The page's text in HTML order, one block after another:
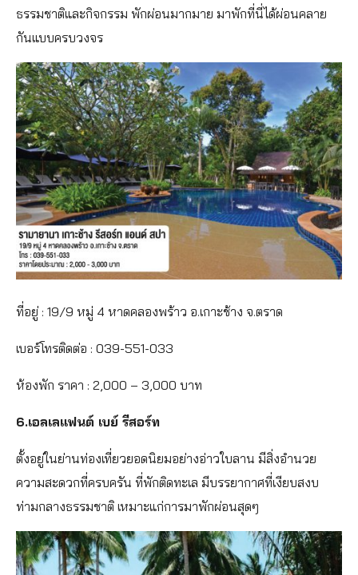
ธรรมชาติและกิจกรรม พักผ่อนมากมาย มาพักที่นี่ได้ผ่อนคลาย
กันแบบครบวงจร
ที่อยู่ : 19/9 หมู่ 4 หาดคลองพร้าว อ.เกาะช้าง จ.ตราด
เบอร์โทรติดต่อ : 039-551-033
ห้องพัก ราคา : 2,000 – 3,000 บาท
6.เอลเลแฟนต์ เบย์ รีสอร์ท
ตั้งอยู่ในย่านท่องเที่ยวยอดนิยมอย่างอ่าวใบลาน มีสิ่งอำนวย
ความสะดวกที่ครบครัน ที่พักติดทะเล มีบรรยากาศที่เงียบสงบ
ท่ามกลางธรรมชาติ เหมาะแก่การมาพักผ่อนสุดๆ